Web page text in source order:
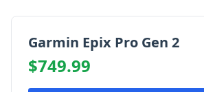
Garmin Epix Pro Gen 2
$749.99